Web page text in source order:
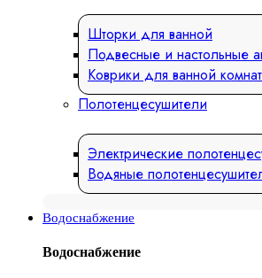
Шторки для ванной
Подвесные и настольные
Коврики для ванной
Полотенцесушители
Электрические
Водяные
Водоснабжение
Водоснабжение